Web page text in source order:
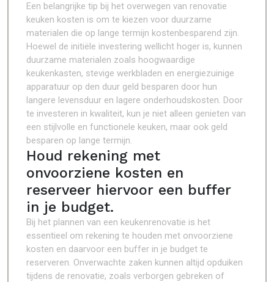
Een belangrijke tip bij het overwegen van renovatie
keuken kosten is om te kiezen voor duurzame
materialen die op lange termijn kostenbesparend zijn.
Hoewel de initiële investering wellicht hoger is, kunnen
duurzame materialen zoals hoogwaardige
keukenkasten, stevige werkbladen en energiezuinige
apparatuur op den duur geld besparen door hun
langere levensduur en lagere onderhoudskosten. Door
te investeren in kwaliteit, kun je niet alleen genieten van
een stijlvolle en functionele keuken, maar ook geld
besparen op lange termijn.
Houd rekening met
onvoorziene kosten en
reserveer hiervoor een buffer
in je budget.
Bij het plannen van een keukenrenovatie is het
essentieel om rekening te houden met onvoorziene
kosten en daarvoor een buffer in je budget te
reserveren. Onverwachte zaken kunnen altijd opduiken
tijdens de renovatie, zoals verborgen gebreken of